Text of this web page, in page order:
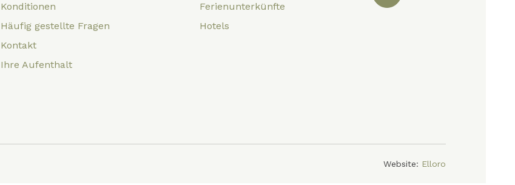
Konditionen
Häufig gestellte Fragen
Kontakt
Ihre Aufenthalt
Ferienunterkünfte
Hotels
Website: Elloro